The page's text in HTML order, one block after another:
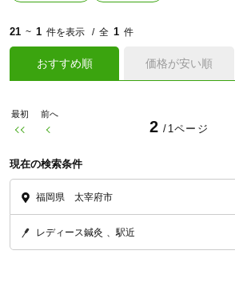
21 ~ 1 件を表示 全 1 件
おすすめ順 価格が安い順
最初 前へ
2 /1ページ
現在の検索条件
福岡県 太宰府市
レディース鍼灸 駅近